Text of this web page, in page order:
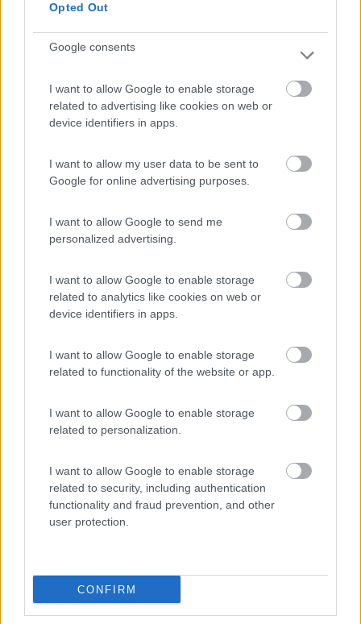
Opted Out
Google consents
I want to allow Google to enable storage
related to advertising like cookies on web or
device identifiers in apps.
I want to allow my user data to be sent to
Google for online advertising purposes.
I want to allow Google to send me
personalized advertising.
I want to allow Google to enable storage
related to analytics like cookies on web or
device identifiers in apps.
I want to allow Google to enable storage
related to functionality of the website or app.
I want to allow Google to enable storage
related to personalization.
I want to allow Google to enable storage
related to security, including authentication
functionality and fraud prevention, and other
user protection.
CONFIRM
58914
Inserito il15/07/2018 alle: 11:40:38
Ho visto. Sì mi sembra una buona idea quella della pellicola. In effetti
però temo, rendendo gli oblò non più trasparenti, di perdere luce
rinunciare,
abbastanza la luminosità, ma in estate è solo vantaggio, cioè
rende la luce insopportabile a una luce piacevole, come se si
fosse sotto a una grande plafoniera opalina. Però anche in
(leggere un giornale) anche con tutte le finestre chiuse e solo la
luce dall oblo.
La pellicola traforata che ho messo sugli oblo piccoli, invece
permette di vedere fuori e riduce la luminosità molto poco, direi
inavvertibile, ma riduce il calore del 75% cioè appena tiepido.
La cosa fondamentale è che la schermatura sia sempre
ESTERNA agli oblo e mai interna che invece concentrerebbe il
Tommaso IZ4DJI
www.iz4dji.it